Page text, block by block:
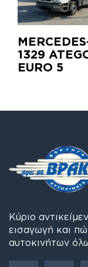
1329
EURO 5
Κύριο
εισαγωγή και
αυτοκινήτων